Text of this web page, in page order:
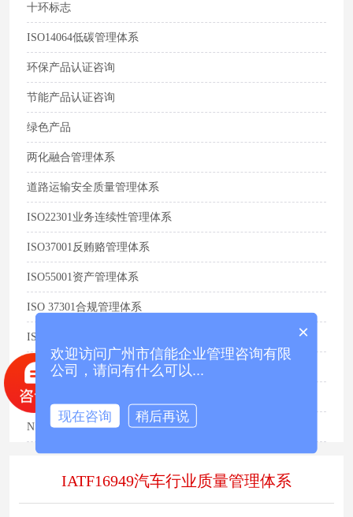
十环标志
ISO14064低碳管理体系
环保产品认证咨询
节能产品认证咨询
绿色产品
两化融合管理体系
道路运输安全质量管理体系
ISO22301业务连续性管理体系
ISO37001反贿赂管理体系
ISO55001资产管理体系
ISO 37301合规管理体系
ISO10015培训管理体系
CCC产品认证咨询
ISO22716/GMP
NSCC国体产品
IATF16949汽车行业质量管理体系
×
欢迎访问广州市信能企业管理咨询有限
公司，请问有什么可以...
现在咨询 稍后再说